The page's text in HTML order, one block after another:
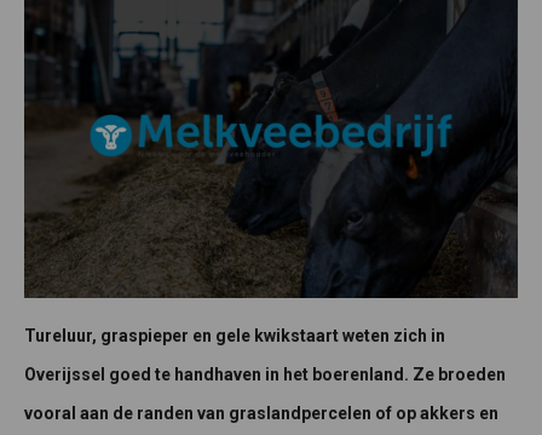
Tureluur, graspieper en gele kwikstaart weten zich in
Overijssel goed te handhaven in het boerenland. Ze broeden
vooral aan de randen van graslandpercelen of op akkers en